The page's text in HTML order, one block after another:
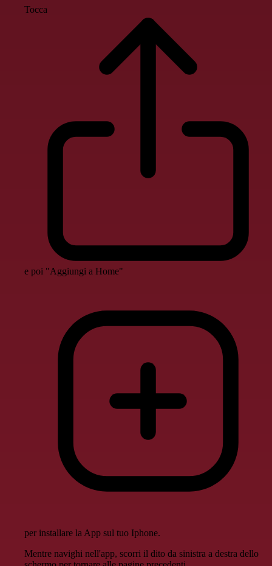
Tocca
e poi "Aggiungi a Home"
per installare la App sul tuo Iphone.
Mentre navighi nell'app, scorri il dito da sinistra a destra dello